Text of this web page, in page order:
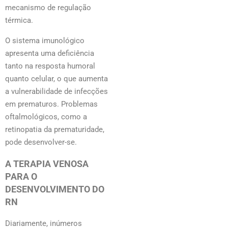
mecanismo de regulação
térmica.
O sistema imunológico
apresenta uma deficiência
tanto na resposta humoral
quanto celular, o que aumenta
a vulnerabilidade de infecções
em prematuros. Problemas
oftalmológicos, como a
retinopatia da prematuridade,
pode desenvolver-se.
A TERAPIA VENOSA
PARA O
DESENVOLVIMENTO DO
RN
Diariamente, inúmeros